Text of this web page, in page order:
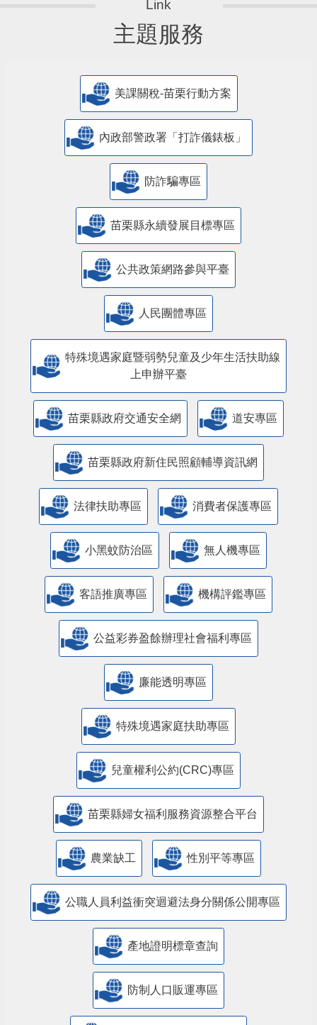
主題服務
美課關稅-苗栗行動方案
內政部警政署「打詐儀錶板」
防詐騙專區
苗栗縣永續發展目標專區
公共政策網路參與平臺
人民團體專區
特殊境遇家庭暨弱勢兒童及少年生活扶助線
上申辦平臺
苗栗縣政府交通安全網 道安專區
苗栗縣政府新住民照顧輔導資訊網
法律扶助專區 消費者保護專區
小黑蚊防治區 無人機專區
客語推廣專區 機構評鑑專區
公益彩券盈餘辦理社會福利專區
廉能透明專區
特殊境遇家庭扶助專區
兒童權利公約(CRC)專區
苗栗縣婦女福利服務資源整合平台
農業缺工 性別平等專區
公職人員利益衝突迴避法身分關係公開專區
產地證明標章查詢
防制人口販運專區